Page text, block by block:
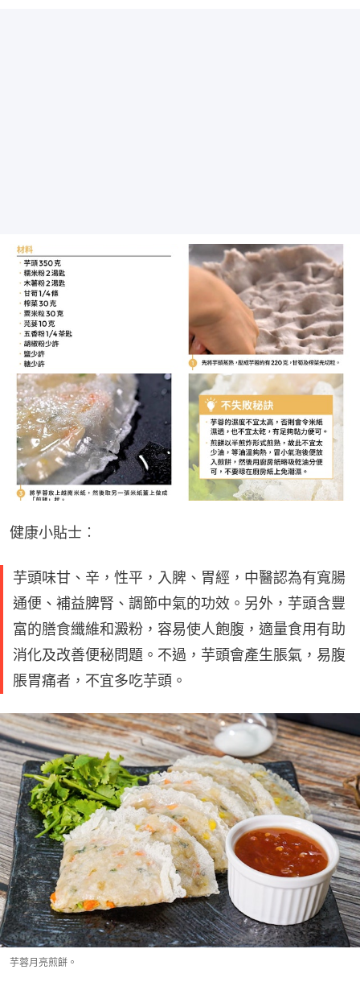
健康小貼士︰
芋頭味甘、辛，性平，入脾、胃經，中醫認為有寬腸
通便、補益脾腎、調節中氣的功效。另外，芋頭含豐
富的膳食纖維和澱粉，容易使人飽腹，適量食用有助
消化及改善便秘問題。不過，芋頭會產生脹氣，易腹
脹胃痛者，不宜多吃芋頭。
芋蓉月亮煎餅。